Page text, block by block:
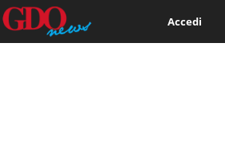
Accedi